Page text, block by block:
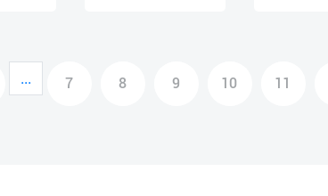
... 7 8 9 10 11